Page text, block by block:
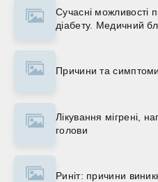
Сучасні можливості
діабету. Медичний
Причини та симптоми
Лікування мігрені,
голови
Риніт: причини